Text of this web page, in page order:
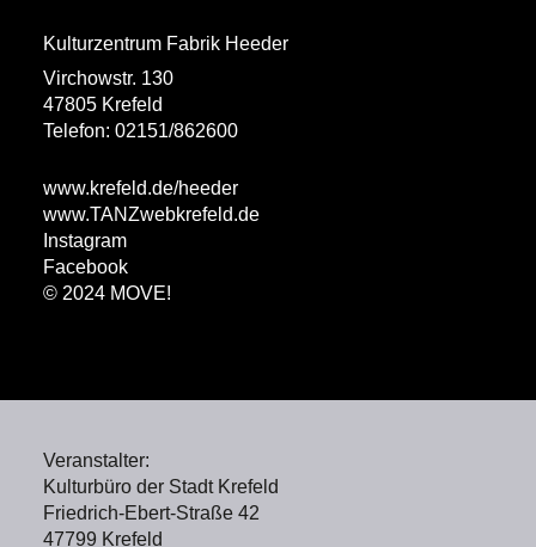
Kulturzentrum Fabrik Heeder
Virchowstr. 130
47805 Krefeld
Telefon: 02151/862600
www.krefeld.de/heeder
www.TANZwebkrefeld.de
Instagram
Facebook
© 2024 MOVE!
Veranstalter:
Kulturbüro der Stadt Krefeld
Friedrich-Ebert-Straße 42
47799 Krefeld